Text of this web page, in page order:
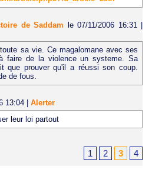
de Saddam le 07/11/2006 16:31 |
sa vie. Ce magalomane avec ses
faire de la violence un systeme. Sa
que prouver qu'il a réussi son coup.
de fous.
13:04
Alerter
leur loi partout
1 2 3 4